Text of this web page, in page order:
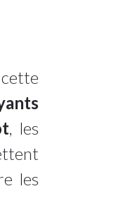
, les
les